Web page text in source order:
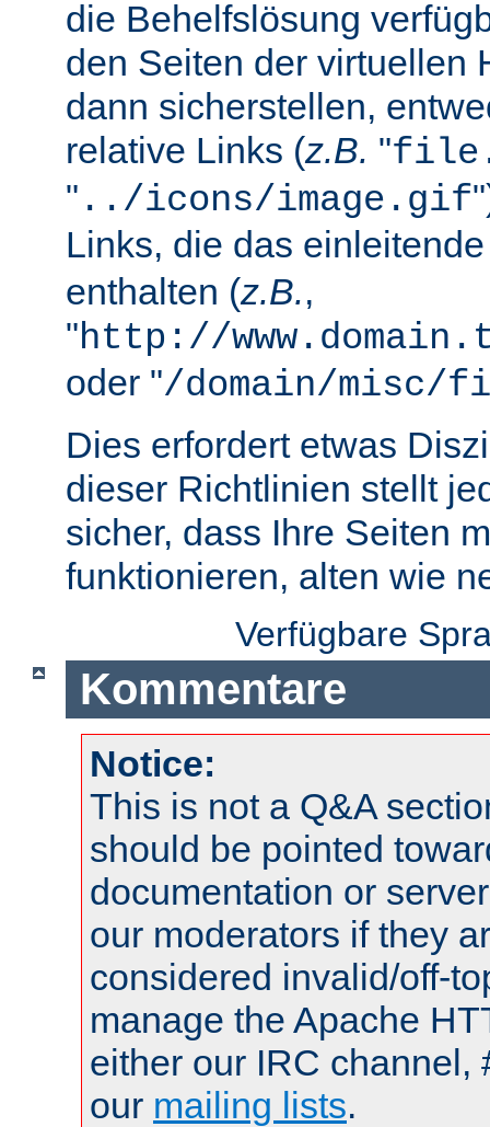
die Behelfslösung
den Seiten der virtuellen
dann sicherstellen,
relative Links (z.B. "
" ../icons/image.gif
Links, die das
enthalten (z.B.,
"http://
oder "/domain/misc/
Dies erfordert etwas
dieser Richtlinien stellt
sicher, dass Ihre Seiten
funktionieren, alten wie
Verfügbare
Kommentare
Notice:
This is not a Q&A
should be pointed
documentation or
our moderators if they
considered invalid/off-
manage the Apache
either our IRC channel,
our mailing lists.